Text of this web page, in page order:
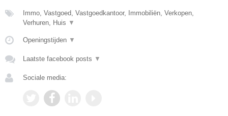
Immo, Vastgoed, Vastgoedkantoor, Immobiliën, Verkopen,
Verhuren, Huis ▼
Openingstijden ▼
Laatste facebook posts ▼
Sociale media: